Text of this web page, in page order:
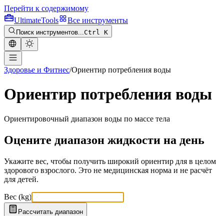
Перейти к содержимому
UltimateTools Все инструменты
Поиск инструментов...Ctrl K
Здоровье и Фитнес/Ориентир потребления воды
Ориентир потребления воды
Ориентировочный диапазон воды по массе тела
Оцените диапазон жидкости на день
Укажите вес, чтобы получить широкий ориентир для в целом
здорового взрослого. Это не медицинская норма и не расчёт
для детей.
Вес (kg)
Рассчитать диапазон